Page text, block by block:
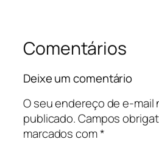
Comentários
Deixe um comentário
O seu endereço de e-mail
publicado.Campos
marcados com*